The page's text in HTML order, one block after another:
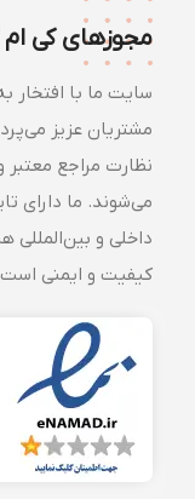
مجوزهای کی ام کالا
سایت ما با افتخار به
مشتریان عزیز
نظارت مراجع معتبر و با
می‌شوند. ما دارای
داخلی و بین‌المللی
کیفیت و ایمنی است.